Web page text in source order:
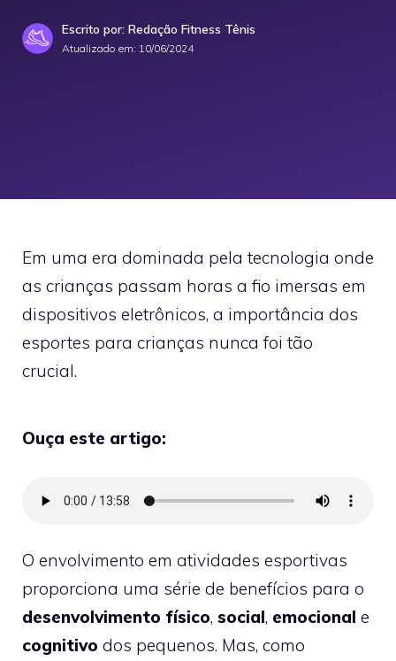
Escrito por: Redação Fitness Tênis
Atualizado em: 10/06/2024
Em uma era dominada pela tecnologia onde
as crianças passam horas a fio imersas em
dispositivos eletrônicos, a importância dos
esportes para crianças nunca foi tão
crucial.
Ouça este artigo:
O envolvimento em atividades esportivas
proporciona uma série de benefícios para o
desenvolvimento físico, social, emocional e
cognitivo dos pequenos. Mas, como